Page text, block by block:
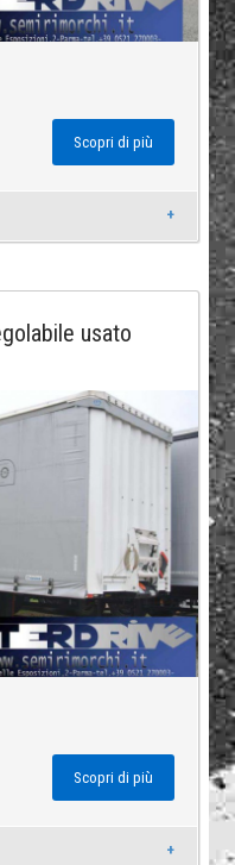
Scopri di più
usato
Scopri di più